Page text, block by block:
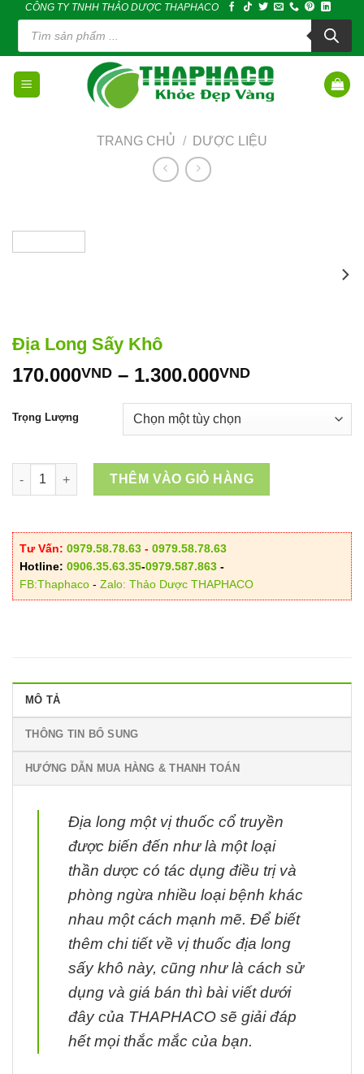
content
CÔNG TY TNHH THẢO DƯỢC THAPHACO
Tìm
kiếm
phẩm
TRANG CHỦ / DƯỢC LIỆU
Địa Long Sấy Khô
170.000VND – 1.300.000VNDKhoảng
170.000VND
Trọng Lượng
Địa Long Sấy Khô số lượng
THÊM VÀO GIỎ HÀNG
Tư Vấn: 0979.58.78.63 - 0979.58.78.63
Hotline: 0906.35.63.35-0979.587.863 -
FB:Thaphaco - Zalo: Thảo Dược THAPHACO
MÔ TẢ
THÔNG TIN BỔ SUNG
HƯỚNG DẪN MUA HÀNG & THANH TOÁN
Địa long một vị thuốc cổ truyền
được biến đến như là một loại
thần dược có tác dụng điều trị và
phòng ngừa nhiều loại bệnh khác
nhau một cách mạnh mẽ. Để biết
thêm chi tiết về vị thuốc địa long
sấy khô này, cũng như là cách sử
dụng và giá bán thì bài viết dưới
đây của THAPHACO sẽ giải đáp
hết mọi thắc mắc của bạn.